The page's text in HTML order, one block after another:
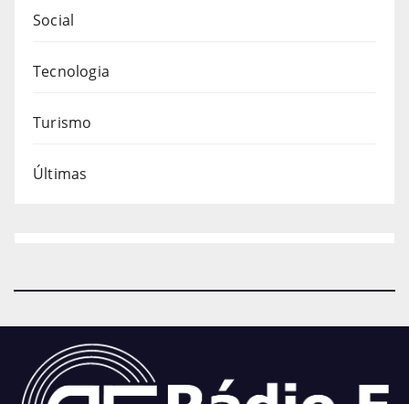
Social
Tecnologia
Turismo
Últimas